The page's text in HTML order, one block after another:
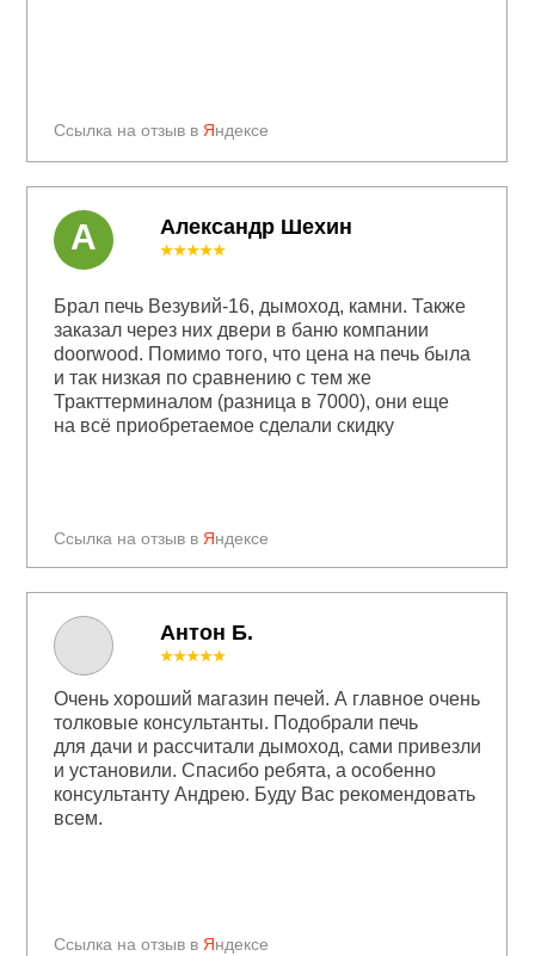
Антон Б.
Ссылка на отзыв в Яндексе
Александр Шехин
Ссылка на отзыв в Яндексе
★★★★★
Брал печь Везувий-16, дымоход, камни. Также
заказал через них двери в баню компании
doorwood. Помимо того, что цена на печь была
и так низкая по сравнению с тем же
Тракттерминалом (разница в 7000), они еще
на всё приобретаемое сделали скидку
А
Ссылка на отзыв в Яндексе
★★★★★
Очень хороший магазин печей. А главное очень
толковые консультанты. Подобрали печь
для дачи и рассчитали дымоход, сами привезли
и установили. Спасибо ребята, а особенно
консультанту Андрею. Буду Вас рекомендовать
всем.